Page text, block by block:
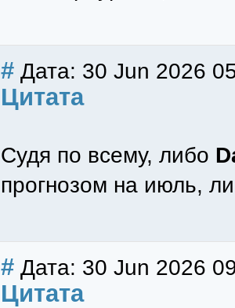
# Дата: 30 Jun 2026
Цитата
Судя по всему, либо
прогнозом на июль,
# Дата: 30 Jun 2026
Цитата